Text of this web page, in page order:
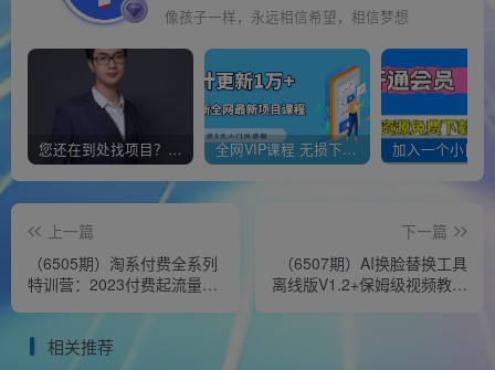
像孩子一样，永远相信希望，相信梦想
您还在到处找项目？还在当韭菜？我靠经营“一个小目标网创商城”年入百W+，曾经我也负债累累! 全网VIP课程 无损下载~
上一篇
（6505期）淘系付费全系列
特训营：2023付费起流量最
下一篇
（6507期）AI换脸替换工具
离线版V1.2+保姆级视频教程
相关推荐